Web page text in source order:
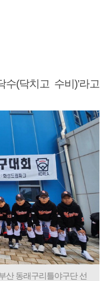
(닥치고 수비)’라고
산 동래구리틀야구단 선